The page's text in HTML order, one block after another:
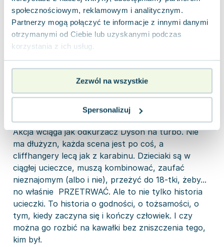
społecznościowym, reklamowym i analitycznym.
Partnerzy mogą połączyć te informacje z innymi danymi
otrzymanymi od Ciebie lub uzyskanymi podczas
korzystania z ich usług.
Zezwól na wszystkie
Spersonalizuj
dzieci można oddać na części, bo przecież „one nie
umierają” ich ciało dalej „żyje”, tylko w kawałkach.
Genialne, nie? I jednocześnie totalnie chore.
Shusterman nie wciska morałów na siłę, nie mówi
„hej, patrzcie, to jest złe”, on po prostu pokazuje
świat, który sam mówi za siebie. A my, czytelnicy,
siedzimy z coraz większymi oczami i tylko modlimy
się, żeby to nigdy nie było prorocze.
Akcja wciąga jak odkurzacz Dyson na turbo. Nie
ma dłużyzn, każda scena jest po coś, a
cliffhangery lecą jak z karabinu. Dzieciaki są w
ciągłej ucieczce, muszą kombinować, zaufać
nieznajomym (albo i nie), przeżyć do 18-tki, żeby...
no właśnie PRZETRWAĆ. Ale to nie tylko historia
ucieczki. To historia o godności, o tożsamości, o
tym, kiedy zaczyna się i kończy człowiek. I czy
można go rozbić na kawałki bez zniszczenia tego,
kim był.